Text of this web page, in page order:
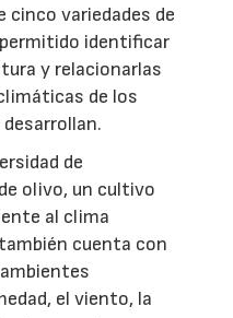
cinco variedades de
identificar
y relacionarlas
de los
de
olivo, un cultivo
al clima
cuenta con
el viento, la